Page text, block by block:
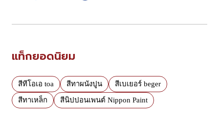
แท็กยอดนิยม
สีทีโอเอ toa สีทาผนังปูน สีเบเยอร์ beger
สีทาเหล็ก สีนิปปอนเพนต์ Nippon Paint